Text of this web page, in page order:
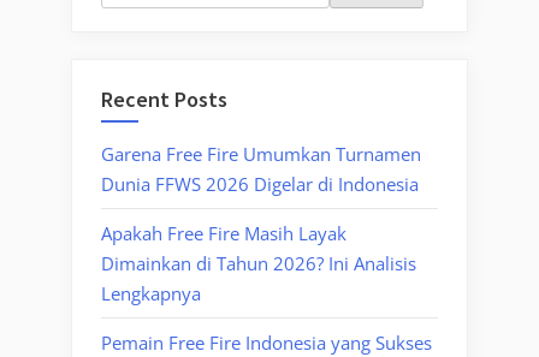
Recent Posts
Garena Free Fire Umumkan Turnamen
Dunia FFWS 2026 Digelar di Indonesia
Apakah Free Fire Masih Layak
Dimainkan di Tahun 2026? Ini Analisis
Lengkapnya
Pemain Free Fire Indonesia yang Sukses